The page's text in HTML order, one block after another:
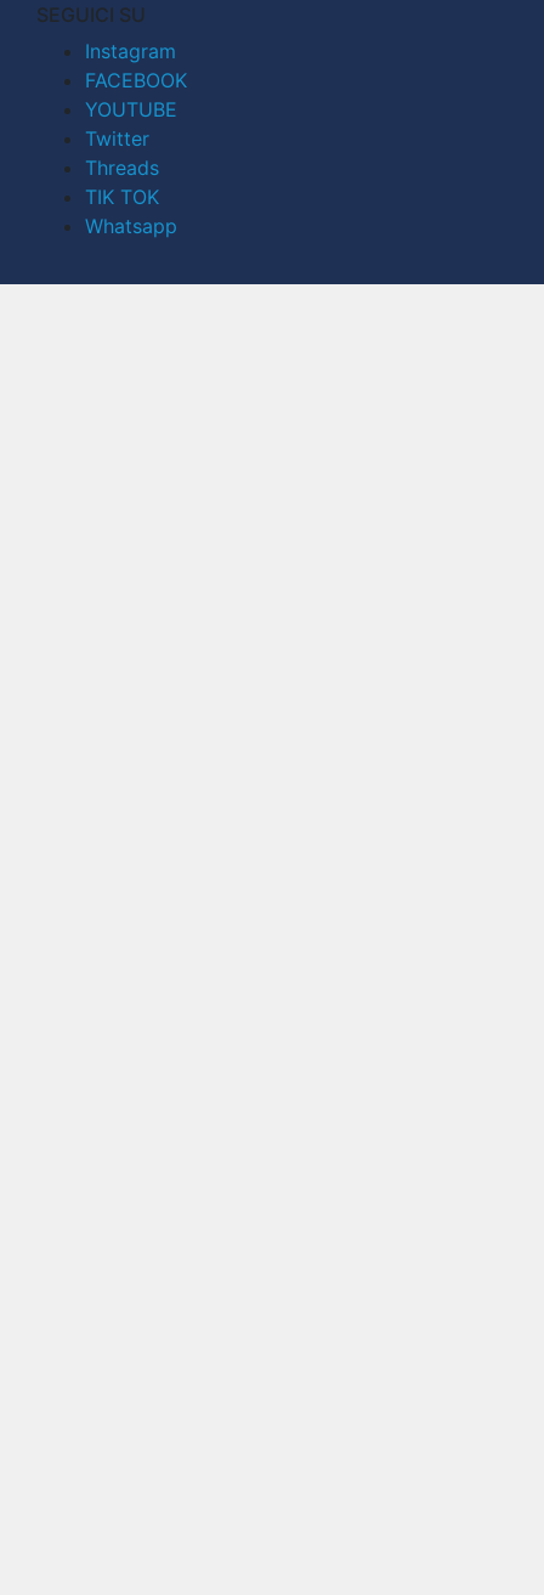
SEGUICI SU
Instagram
FACEBOOK
YOUTUBE
Twitter
Threads
TIK TOK
Whatsapp